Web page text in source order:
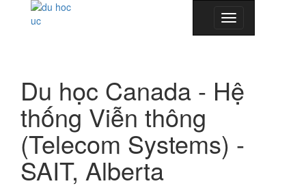
Toggle
navigation
Du học Canada - Hệ
thống Viễn thông
(Telecom Systems) -
SAIT, Alberta